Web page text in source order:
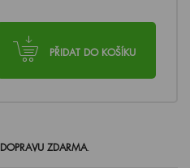
PŘIDAT DO KOŠÍKU
DOPRAVU ZDARMA.